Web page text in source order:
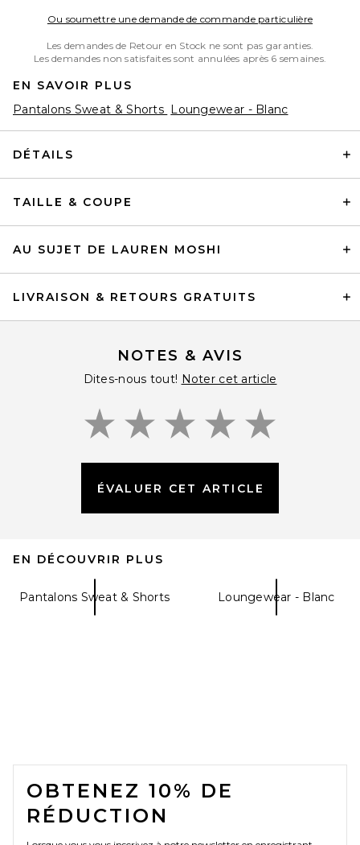
Ou soumettre une demande de commande particulièreOpens in
Les demandes de Retour en Stock ne sont pas garanties.
Les demandes non satisfaites sont annulées après 6 semaines.
EN SAVOIR PLUS
Pantalons Sweat & Shorts Loungewear - Blanc
DÉTAILS
TAILLE & COUPE
AU SUJET DE LAUREN MOSHI
LIVRAISON & RETOURS GRATUITS
NOTES & AVIS
Dites-nous tout! Noter cet article
ÉVALUER CET ARTICLE
EN DÉCOUVRIR PLUS
Pantalons Sweat & Shorts Loungewear - Blanc
FOOTER
OBTENEZ 10% DE
RÉDUCTION